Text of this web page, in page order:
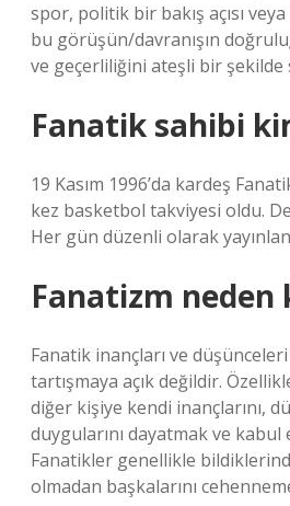
spor, politik bir bakış açısı
bu görüşün/davranışın
ve geçerliliğini ateşli bir şekilde
Fanatik sahibi
19 Kasım 1996’da kardeş
kez basketbol takviyesi oldu.
Her gün düzenli olarak
Fanatizm neden
Fanatik inançları ve
tartışmaya açık değildir.
diğer kişiye kendi inançlarını,
duygularını dayatmak ve
Fanatikler genellikle
olmadan başkalarını